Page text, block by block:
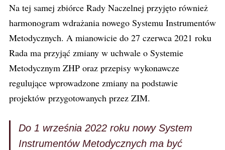
Na tej samej zbiórce Rady Naczelnej przyjęto również
harmonogram wdrażania nowego Systemu Instrumentów
Metodycznych. A mianowicie do 27 czerwca 2021 roku
Rada ma przyjąć zmiany w uchwale o Systemie
Metodycznym ZHP oraz przepisy wykonawcze
regulujące wprowadzone zmiany na podstawie
projektów przygotowanych przez ZIM.
Do 1 września 2022 roku nowy System
Instrumentów Metodycznych ma być